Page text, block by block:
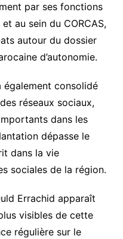
par ses fonctions
au sein du CORCAS,
autour du dossier
d’autonomie.
également consolidé
réseaux sociaux,
dans les
dépasse le
dans la vie
sociales de la région.
Errachid apparaît
visibles de cette
régulière sur le